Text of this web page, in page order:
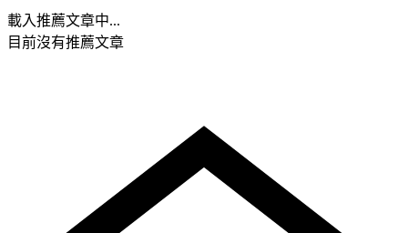
載入推薦文章中...
目前沒有推薦文章